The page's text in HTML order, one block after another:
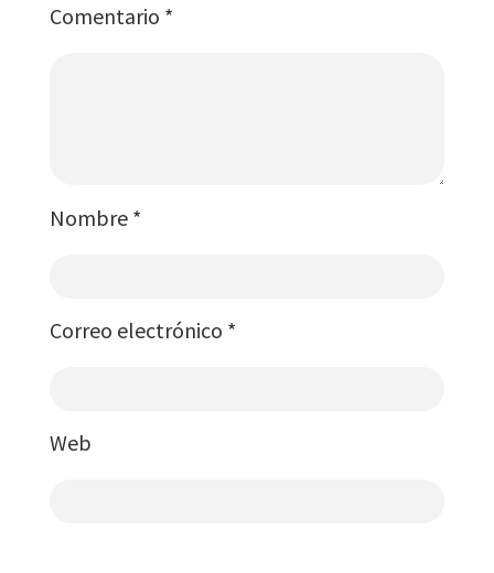
Comentario *
Nombre *
Correo electrónico *
Web